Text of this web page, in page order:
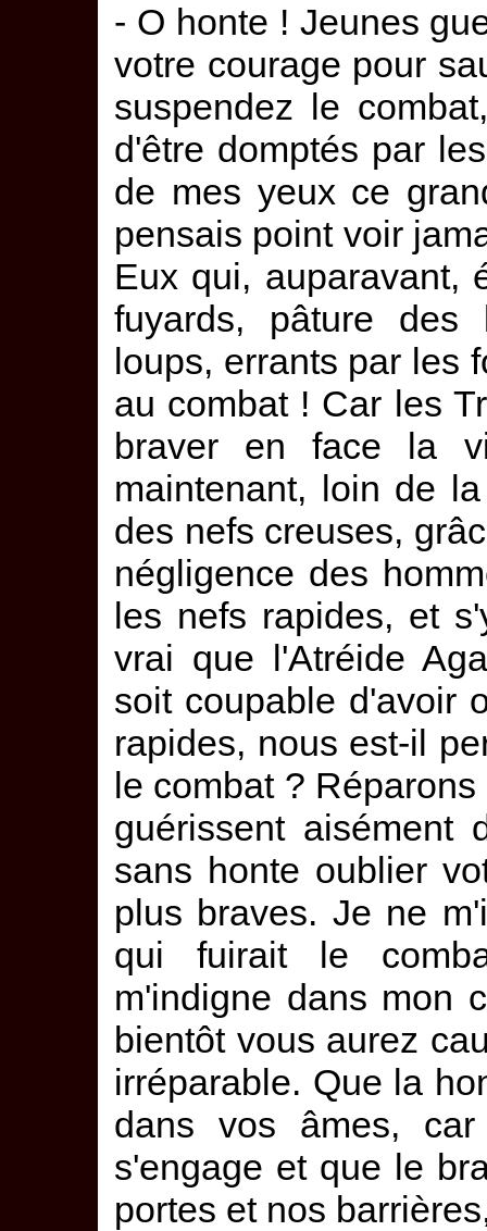
- O honte ! Jeunes
votre courage pour
suspendez le
d'être domptés par
de mes yeux ce
pensais point voir
Eux qui, auparavant,
fuyards, pâture
loups, errants par les
au combat ! Car les
braver en face la
maintenant, loin de
des nefs creuses,
négligence des
les nefs rapides, et
vrai que l'Atréide
soit coupable d'avoir
rapides, nous est-il
le combat ?
guérissent aisément
sans honte oublier
plus braves. Je ne
qui fuirait le
m'indigne dans mon
bientôt vous aurez
irréparable. Que la
dans vos âmes,
s'engage et que le
portes et nos